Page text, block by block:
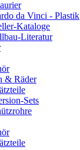
da Vinci - Plastik
Kataloge
Literatur
& Räder
Sets